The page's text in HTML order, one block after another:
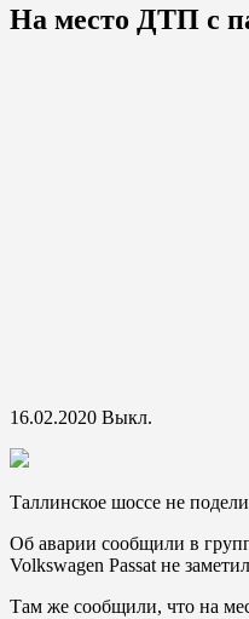
На место ДТП с
16.02.2020 Выкл.
Таллинское шоссе не
Об аварии сообщили в
Volkswagen Passat не
Там же сообщили, что на